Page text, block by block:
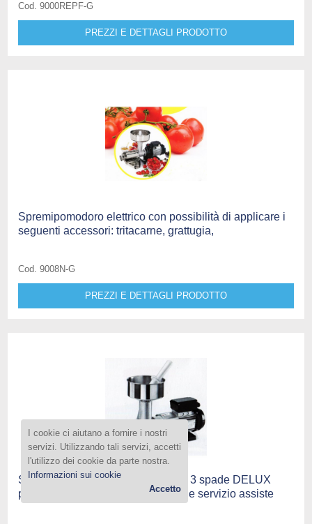
Cod. 9000REPF-G
PREZZI E DETTAGLI PRODOTTO
Spremipomodoro elettrico con possibilità di applicare i
seguenti accessori: tritacarne, grattugia,
Cod. 9008N-G
PREZZI E DETTAGLI PRODOTTO
Spremipomodoro elettrici spremito 3 spade DELUX
perofessionale per aziende agricole servizio assiste
I cookie ci aiutano a fornire i nostri
servizi. Utilizzando tali servizi, accetti
l'utilizzo dei cookie da parte nostra.
Informazioni sui cookie
Accetto